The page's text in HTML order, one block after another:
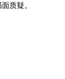
质疑。